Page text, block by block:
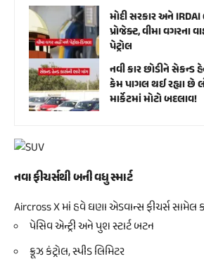
મોદી સરકાર અને
પ્રોજેક્ટ, વીમા વગરના
પેટ્રોલ
નવી કાર છોડીને સેકન્ડ
કેમ પાગલ થઈ રહ્યા છે
માર્કેટમાં મોટો બદલાવ!
નવા ફીચર્સથી બની વધુ સ્માર્ટ
Aircross X માં હવે ઘણા એડવાન્સ ફીચર્સ
પેસિવ એન્ટ્રી અને પુશ સ્ટાર્ટ બટન
ક્રૂઝ કંટ્રોલ, સ્પીડ લિમિટર